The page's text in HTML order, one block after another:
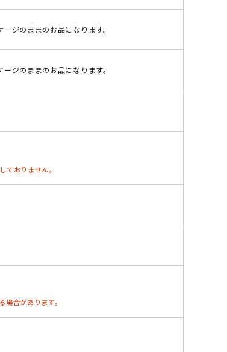
ジのままのお品になります。
ジのままのお品になります。
おりません。
合があります。